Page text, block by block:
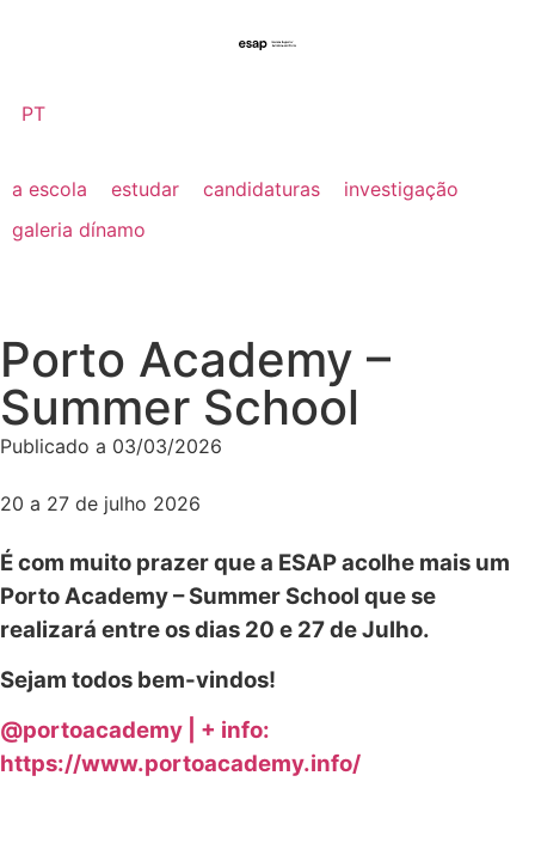
PT
a escola estudar candidaturas
investigação
galeria dínamo
Porto Academy –
Summer School
Publicado a 03/03/2026
20 a 27 de julho 2026
É com muito prazer que a ESAP acolhe mais um
Porto Academy – Summer School que se
realizará entre os dias 20 e 27 de Julho.
Sejam todos bem-vindos!
@portoacademy | + info:
https://www.portoacademy.info/